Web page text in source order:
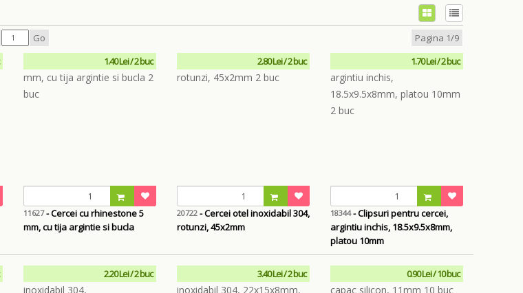
Go
Pagina 1/9
1.40 Lei / 2 buc
11627- Cercei cu rhinestone 5
mm, cu tija argintie si bucla
2.80 Lei / 2 buc
20722- Cercei otel inoxidabil 304,
rotunzi, 45x2mm
1.70 Lei / 2 buc
18344- Clipsuri pentru cercei,
argintiu inchis, 18.5x9.5x8mm,
platou 10mm
2.20 Lei / 2 buc 3.40 Lei / 2 buc 0.90 Lei / 10 buc